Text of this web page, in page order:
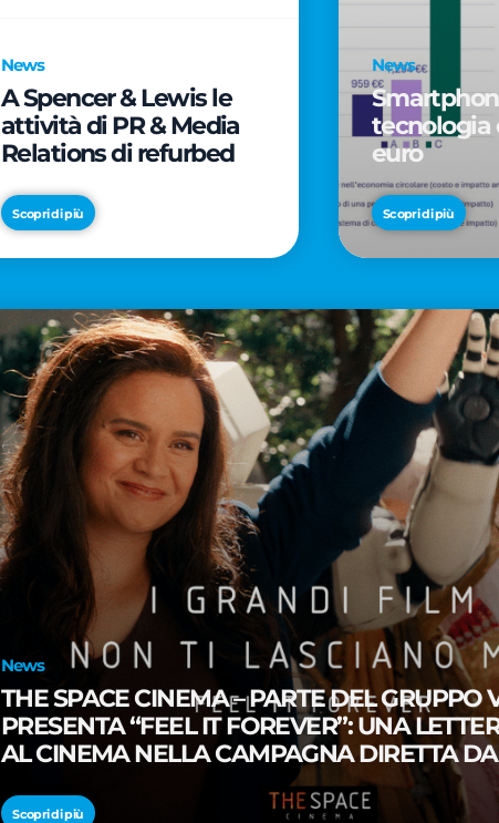
News
A Spencer & Lewis le
attività di PR & Media
Relations di refurbed
Scopri di più
News
tecnologia
euro
Scopri di più
News
THE SPACE CINEMA – PARTE DEL GRUPPO
PRESENTA “FEEL IT FOREVER”: UNA
AL CINEMA NELLA CAMPAGNA DIRETTA
PREMIO OSCAR® TAIKA WAITITI
Scopri di più